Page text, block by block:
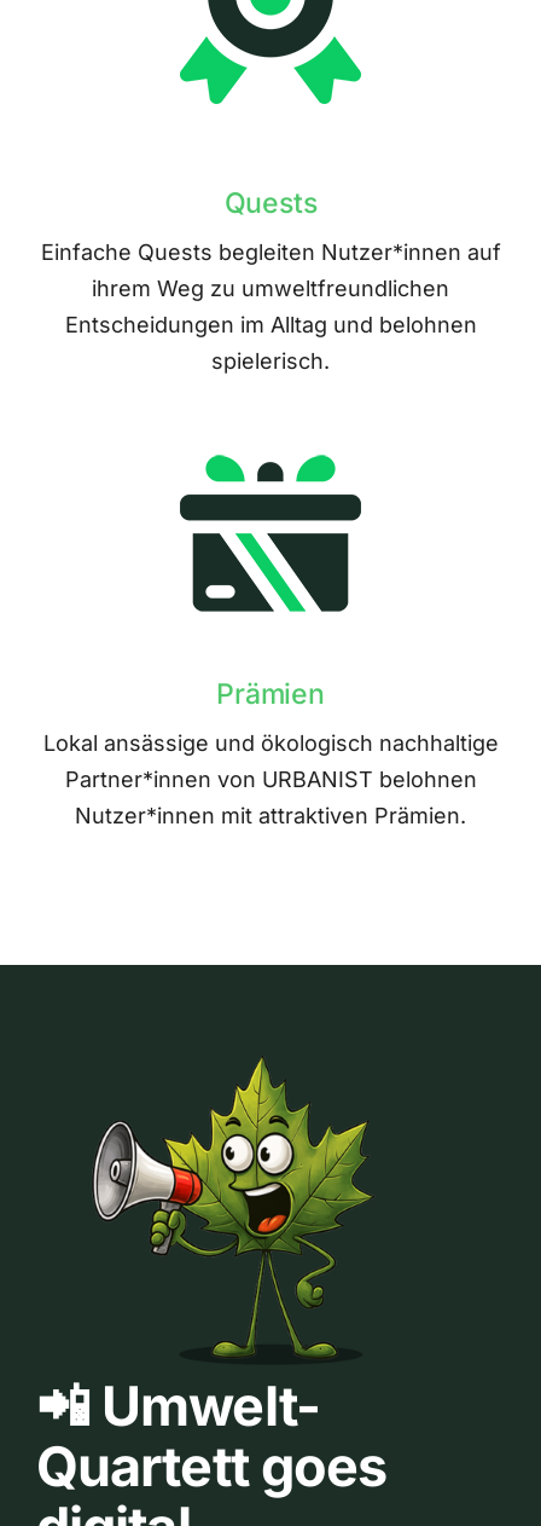
Quests
Einfache Quests begleiten Nutzer*innen auf
ihrem Weg zu umweltfreundlichen
Entscheidungen im Alltag und belohnen
spielerisch.
Prämien
Lokal ansässige und ökologisch nachhaltige
Partner*innen von URBANIST belohnen
Nutzer*innen mit attraktiven Prämien.
📲 Umwelt-
Quartett goes